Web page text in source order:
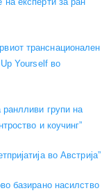
транснационален
Yourself во
ранлливи групи на
и коучинг”
во Австрија”
базирано насилство